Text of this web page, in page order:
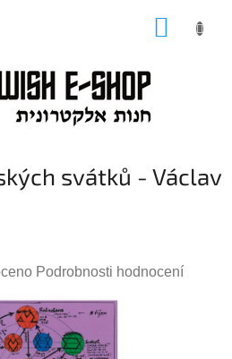
svátků - Václav
Podrobnosti hodnocení